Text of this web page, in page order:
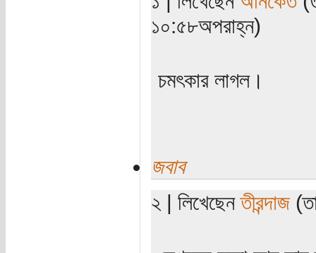
১০:৫৮অপরাহ্ন)
চমৎকার লাগল।
জবাব
২ | লিখেছেনতীরন্দাজ